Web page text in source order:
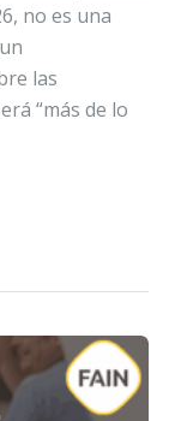
no es una
las
“más de lo